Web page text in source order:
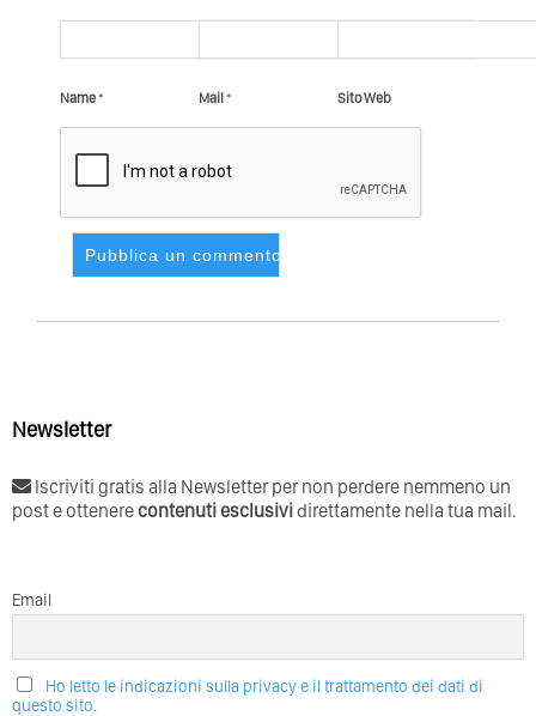
Name* Mail * Sito Web
Newsletter
Iscriviti gratis alla Newsletter per non perdere nemmeno un
post e ottenerecontenuti esclusividirettamente nella tua mail.
Email
Ho letto le indicazioni sulla privacy e il trattamento dei dati di
questo sito.